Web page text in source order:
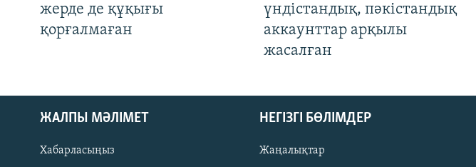
жерде де құқығы
қорғалмаған
үндістандық, пәкістандық
аккаунттар арқылы
жасалған
ЖАЛПЫ МӘЛІМЕТ
Хабарласыңыз
НЕГІЗГІ БӨЛІМДЕР
Жаңалықтар